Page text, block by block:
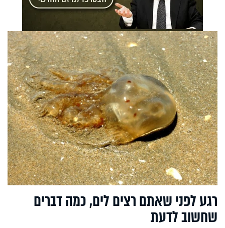
רגע לפני שאתם רצים לים, כמה דברים
שחשוב לדעת